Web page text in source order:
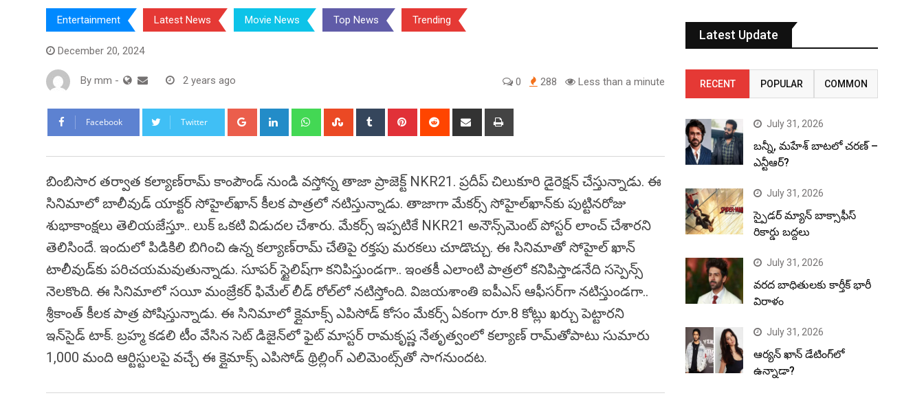
Entertainment Latest News Movie News Top News Trending
December 20, 2024
By mm - 2 years ago 0 288 Less than a minute
Facebook Twitter Google+ LinkedIn WhatsappStumbleUpon
Tumblr Pinterest Reddit
Share
బింబిసార తర్వాత క‌ల్యాణ్‌రామ్ కాంపౌండ్ నుండి వస్తోన్న తాజా ప్రాజెక్ట్‌ NKR21. ప్రదీప్ చిలుకూరి డైరెక్షన్ చేస్తున్నాడు. ఈ
సినిమాలో బాలీవుడ్ యాక్టర్ సోహైల్‌ఖాన్‌ కీలక పాత్రలో నటిస్తున్నాడు. తాజాగా మేకర్స్‌ సోహైల్‌ఖాన్‌కు పుట్టినరోజు
శుభాకాంక్షలు తెలియజేస్తూ.. లుక్‌ ఒకటి విడుదల చేశారు. మేకర్స్‌ ఇప్పటికే NKR21 అనౌన్స్‌మెంట్‌ పోస్టర్‌ లాంచ్ చేశారని
తెలిసిందే. ఇందులో పిడికిలి బిగించి ఉన్న కల్యాణ్‌రామ్ చేతిపై రక్తపు మరకలు చూడొచ్చు. ఈ సినిమాతో సోహైల్‌ ఖాన్‌
టాలీవుడ్‌కు పరిచయమవుతున్నాడు. సూపర్ స్టైలిష్‌గా కనిపిస్తుండగా.. ఇంతకీ ఎలాంటి పాత్రలో కనిపిస్తాడనేది సస్పెన్స్‌
నెలకొంది. ఈ సినిమాలో సయీ మంజ్రేకర్‌ ఫిమేల్ లీడ్ రోల్‌లో నటిస్తోంది. విజయశాంతి ఐపీఎస్‌ ఆఫీసర్‌గా నటిస్తుండగా..
శ్రీకాంత్‌ కీలక పాత్ర పోషిస్తున్నాడు. ఈ సినిమాలో క్లైమాక్స్‌ ఎపిసోడ్‌ కోసం మేకర్స్‌ ఏకంగా రూ.8 కోట్లు ఖర్చు పెట్టారని
ఇన్‌సైడ్‌ టాక్‌. బ్రహ్మ కడలి టీం వేసిన సెట్‌ డిజైన్‌లో ఫైట్‌ మాస్టర్‌ రామకృష్ణ నేతృత్వంలో కల్యాణ్ రామ్‌తోపాటు సుమారు
1,000 మంది ఆర్టిస్టులపై వచ్చే ఈ క్లైమాక్స్‌ ఎపిసోడ్‌ థ్రిల్లింగ్ ఎలిమెంట్స్‌తో సాగనుందట.
Latest Update
RECENT POPULAR COMMON
July 31, 2026
బన్నీ, మహేశ్ బాటలో చరణ్ –
ఎన్టీఆర్?
July 31, 2026
స్పైడర్ మ్యాన్ బాక్సాఫీస్
రికార్డు బద్దలు
July 31, 2026
వరద బాధితులకు కార్తీక్ భారీ
విరాళం
July 31, 2026
ఆర్యన్ ఖాన్ డేటింగ్‌లో
ఉన్నాడా?